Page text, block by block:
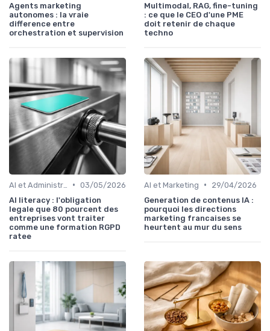
Agents marketing
autonomes : la vraie
difference entre
orchestration et supervision
Multimodal, RAG, fine-tuning
: ce que le CEO d'une PME
doit retenir de chaque
techno
• 03/05/2026
AI literacy : l'obligation
legale que 80 pourcent des
entreprises vont traiter
comme une formation RGPD
ratee
AI et Marketing •
29/04/2026
Generation de contenus IA :
pourquoi les directions
marketing francaises se
heurtent au mur du sens